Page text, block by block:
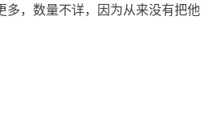
，数量不详，因为从来没有把